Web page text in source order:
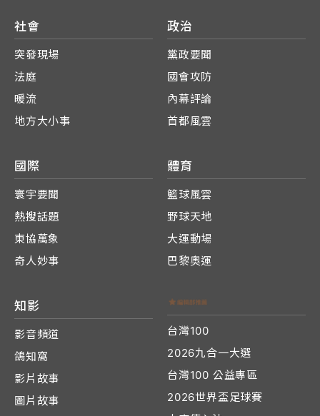
社會
突發現場
法庭
暖流
地方大小事
政治
黨政要聞
國會攻防
內幕評論
首都風雲
國際
寰宇要聞
熱搜話題
東協萬象
奇人妙事
體育
籃球風雲
野球天地
大運動場
巴黎奧運
知影
影音頻道
鴿知窩
影片故事
圖片故事
台灣100
2026九合一大選
台灣100 公益專區
2026世界盃足球賽